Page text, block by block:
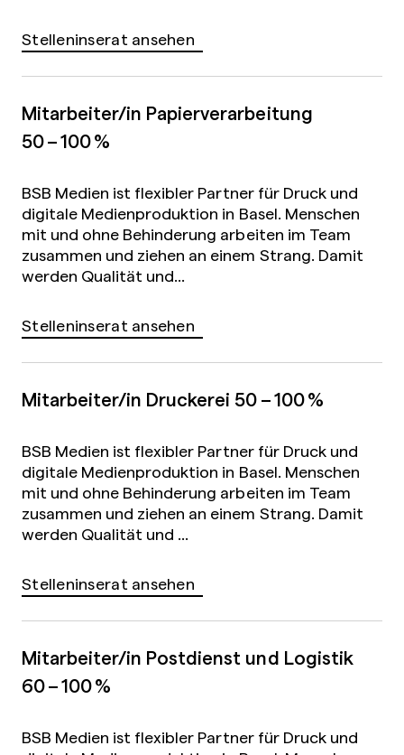
Stelleninserat ansehen
Mitarbeiter/in Papierverarbeitung
50 – 100 %
BSB Medien ist flexibler Partner für Druck und
digitale Medienproduktion in Basel. Menschen
mit und ohne Behinderung arbeiten im Team
zusammen und ziehen an einem Strang. Damit
werden Qualität und...
Stelleninserat ansehen
Mitarbeiter/in Druckerei 50 – 100 %
BSB Medien ist flexibler Partner für Druck und
digitale Medienproduktion in Basel. Menschen
mit und ohne Behinderung arbeiten im Team
zusammen und ziehen an einem Strang. Damit
werden Qualität und ...
Stelleninserat ansehen
Mitarbeiter/in Postdienst und Logistik
60 – 100 %
BSB Medien ist flexibler Partner für Druck und